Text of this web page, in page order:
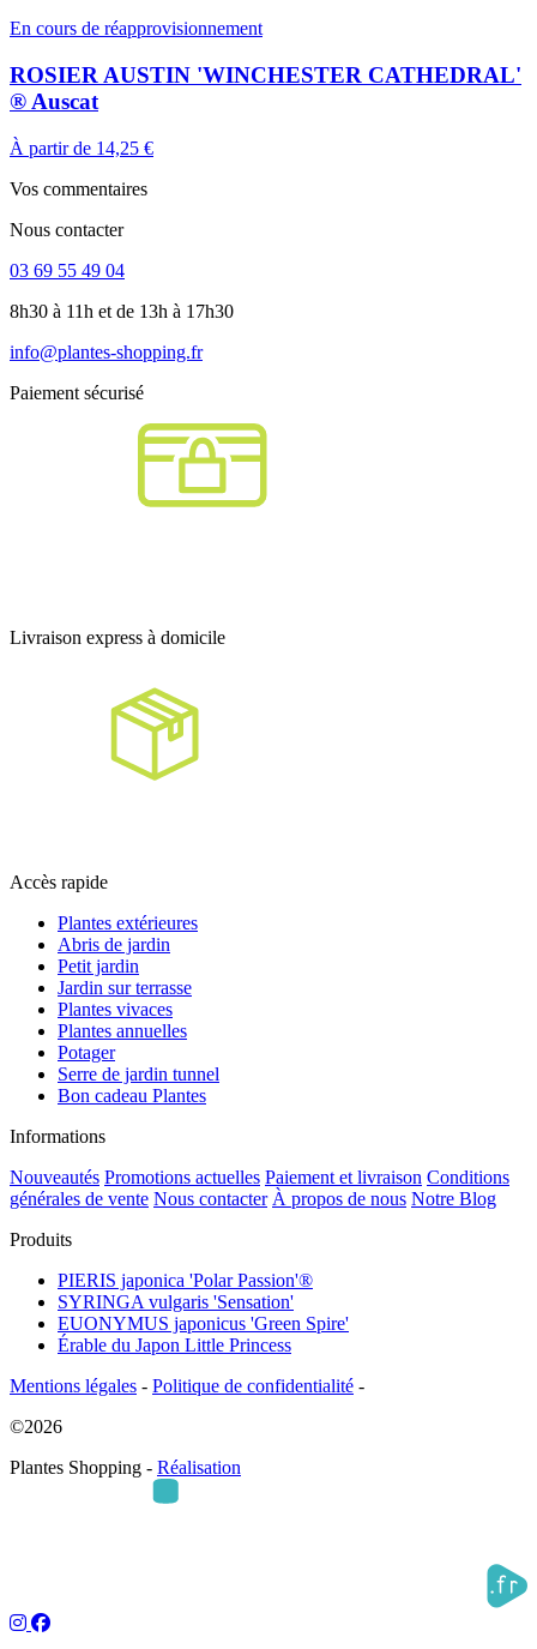
En cours de réapprovisionnement
ROSIER AUSTIN 'WINCHESTER CATHEDRAL'
® Auscat
À partir de 14,25 €
Vos commentaires
Nous contacter
03 69 55 49 04
8h30 à 11h et de 13h à 17h30
info@plantes-shopping.fr
Paiement sécurisé
Livraison express à domicile
Accès rapide
Plantes extérieures
Abris de jardin
Petit jardin
Jardin sur terrasse
Plantes vivaces
Plantes annuelles
Potager
Serre de jardin tunnel
Bon cadeau Plantes
Informations
Nouveautés Promotions actuelles Paiement et livraison Conditions
générales de vente Nous contacter À propos de nous Notre Blog
Produits
PIERIS japonica 'Polar Passion'®
SYRINGA vulgaris 'Sensation'
EUONYMUS japonicus 'Green Spire'
Érable du Japon Little Princess
Mentions légales - Politique de confidentialité -
©2026
Plantes Shopping - Réalisation